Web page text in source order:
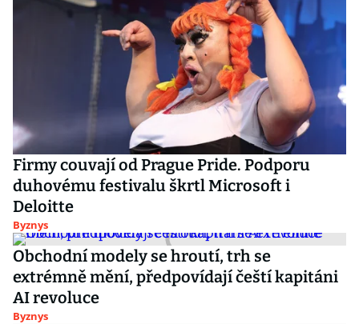
Firmy couvají od Prague Pride. Podporu
duhovému festivalu škrtl Microsoft i
Deloitte
Byznys
Obchodní modely se hroutí, trh se
extrémně mění, předpovídají čeští kapitáni
AI revoluce
Byznys